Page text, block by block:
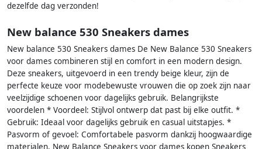
dezelfde dag verzonden!
New balance 530 Sneakers dames
New balance 530 Sneakers dames De New Balance 530 Sneakers
voor dames combineren stijl en comfort in een modern design.
Deze sneakers, uitgevoerd in een trendy beige kleur, zijn de
perfecte keuze voor modebewuste vrouwen die op zoek zijn naar
veelzijdige schoenen voor dagelijks gebruik. Belangrijkste
voordelen * Voordeel: Stijlvol ontwerp dat past bij elke outfit. *
Gebruik: Ideaal voor dagelijks gebruik en casual uitstapjes. *
Pasvorm of gevoel: Comfortabele pasvorm dankzij hoogwaardige
materialen. New Balance Sneakers voor dames kopen Sneakers